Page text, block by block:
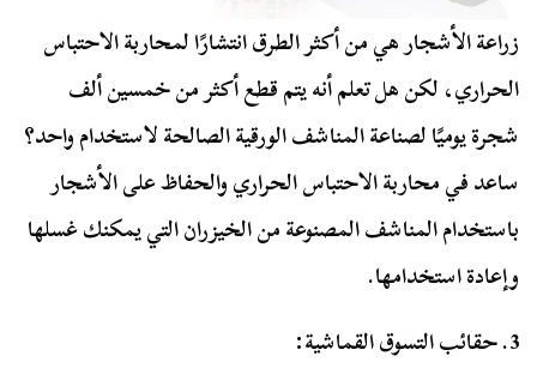
زراعة الأشجار هي من أكثر الطرق انتشارًا لمحاربة الاحتباس
الحراري، لكن هل تعلم أنه يتم قطع أكثر من خمسين ألف
شجرة يوميًا لصناعة المناشف الورقية الصالحة لاستخدام واحد؟
ساعد في محاربة الاحتباس الحراري والحفاظ على الأشجار
باستخدام المناشف المصنوعة من الخيزران التي يمكنك غسلها
وإعادة استخدامها.
3. حقائب التسوق القماشية: